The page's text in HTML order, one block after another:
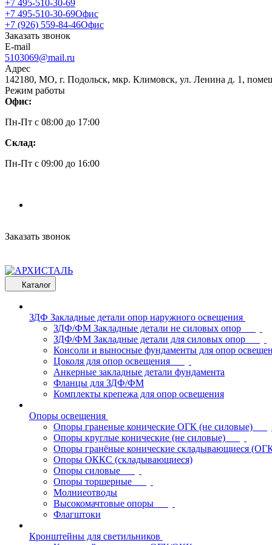
+7 495-510-30-69
+7 495-510-30-69Офис
+7 (926) 559-84-46Офис
Заказать звонок
E-mail
5103069@mail.ru
Адрес
142180, МО, г. Подольск, мкр. Климовск, ул. Ленина д. 1,
Режим работы
Офис:
Пн-Пт c 08:00 до 17:00
Склад:
Пн-Пт c 09:00 до 16:00
Заказать звонок
Каталог
ЗДФ Закладные детали опор наружного освещения
ЗДФ/ФМ Закладные детали не силовых опор
ЗДФ/ФМ Закладные детали для силовых опор
Консоли и выносные фундаменты для опор
Цоколя для опор освещения
Анкерные закладные детали фундамента
Фланцы для ЗДФ/ФМ
Комплекты крепежа для опор освещения
Опоры освещения
Опоры граненые конические ОГК (не силовые)
Опоры круглые конические (не силовые)
Опоры гранёные конические складывающиеся
Опоры ОККС (складывающиеся)
Опоры силовые
Опоры торшерные
Молниеотводы
Высокомачтовые опоры
Флагштоки
Кронштейны для светильников